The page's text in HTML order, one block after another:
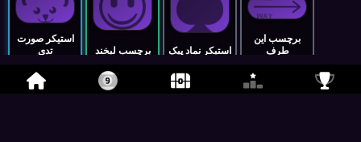
استیکر صورت
تدی
حامی
برچسب لبخند
1,000
استیکر نماد پیک
700
برچسب این
طرف
540
معمولی
معمولی -10٪ معمولی
معمولی